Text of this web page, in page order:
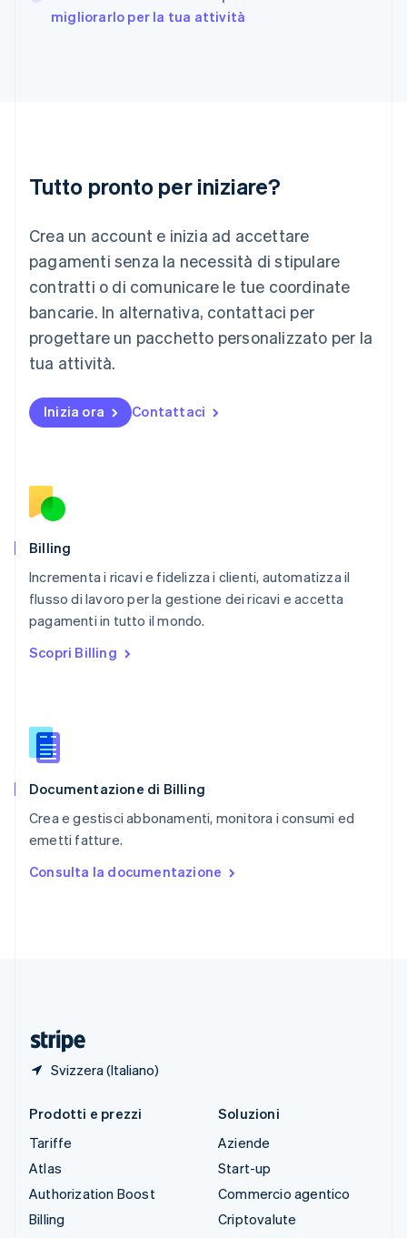
migliorarlo per la tua attività
Tutto pronto per iniziare?
Crea un account e inizia ad accettare
pagamenti senza la necessità di stipulare
contratti o di comunicare le tue coordinate
bancarie. In alternativa, contattaci per
progettare un pacchetto personalizzato per la
tua attività.
Inizia ora Contattaci
Billing
Incrementa i ricavi e fidelizza i clienti, automatizza il
flusso di lavoro per la gestione dei ricavi e accetta
pagamenti in tutto il mondo.
Scopri Billing
Documentazione di Billing
Crea e gestisci abbonamenti, monitora i consumi ed
emetti fatture.
Consulta la documentazione
Svizzera (Italiano)
India
English
Lituania
Lussemburgo
Deutsch English
Malaysia
English 简体中文
Malta
Messico
EspañolEnglish
English
Nuova Zelanda
English
Portogallo
Português
English简体中文
Regno Unito
English
English
English
Slovacchia
Slovenia
Spagna
EspañolEnglish
English Español简体中文
Prodotti e prezzi
Tariffe
Atlas
Authorization Boost
Billing
Soluzioni
Aziende
Start-up
Commercio agentico
Criptovalute